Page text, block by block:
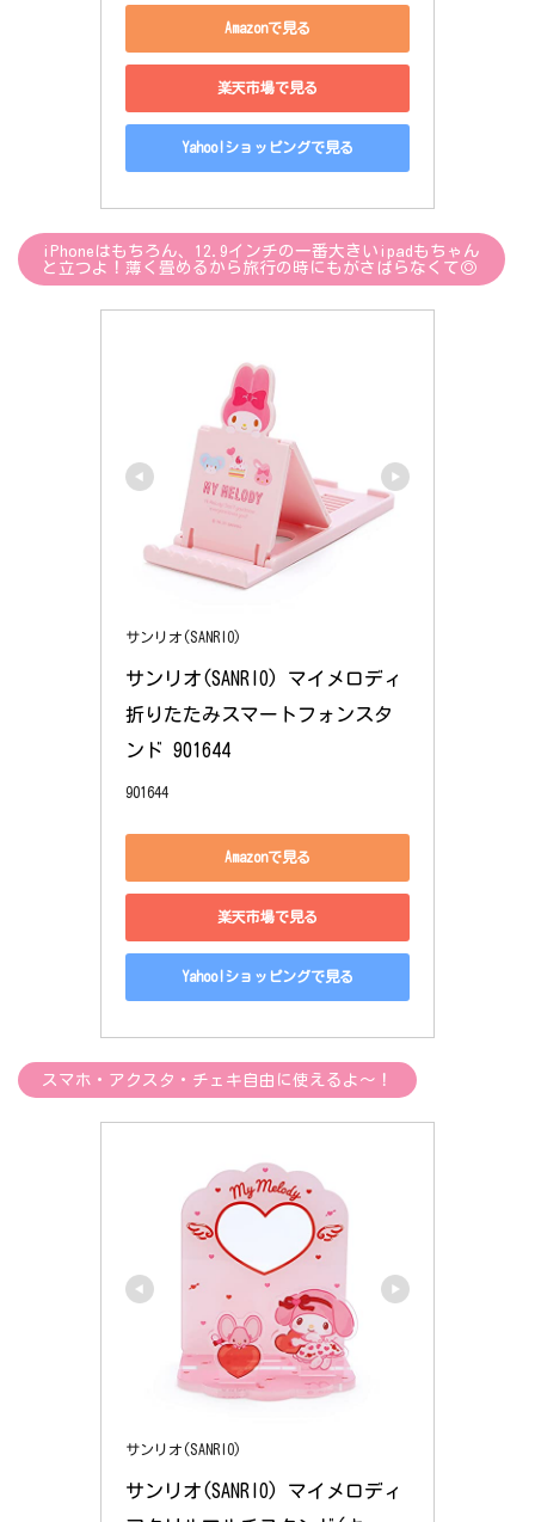
Amazonで見る
楽天市場で見る
Yahoo!ショッピングで見る
iPhoneはもちろん、12.9インチの一番大きいipadもちゃん
と立つよ！薄く畳めるから旅行の時にもがさばらなくて◎
サンリオ(SANRIO)
サンリオ(SANRIO) マイメロディ
折りたたみスマートフォンスタ
ンド 901644
901644
Amazonで見る
楽天市場で見る
Yahoo!ショッピングで見る
スマホ・アクスタ・チェキ自由に使えるよ～！
サンリオ(SANRIO)
サンリオ(SANRIO) マイメロディ